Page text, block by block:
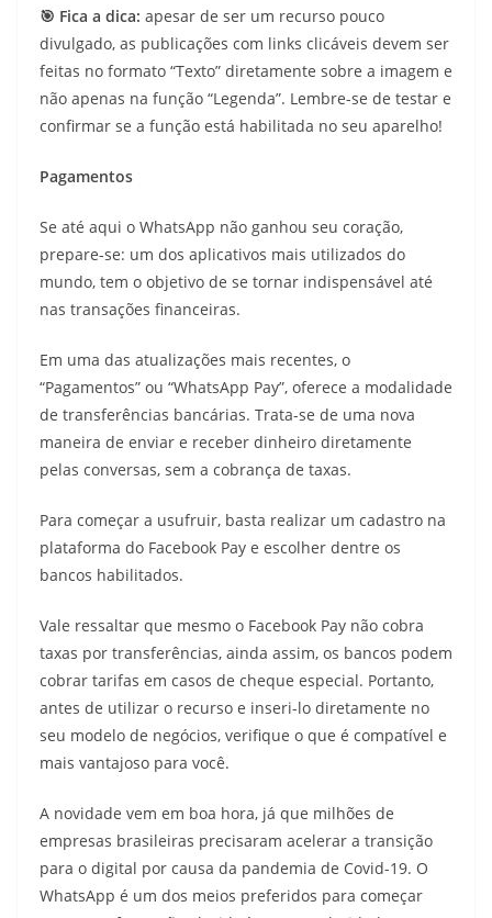
🎯 Fica a dica: apesar de ser um recurso pouco
divulgado, as publicações com links clicáveis devem ser
feitas no formato “Texto” diretamente sobre a imagem e
não apenas na função “Legenda”. Lembre-se de testar e
confirmar se a função está habilitada no seu aparelho!
Pagamentos
Se até aqui o WhatsApp não ganhou seu coração,
prepare-se: um dos aplicativos mais utilizados do
mundo, tem o objetivo de se tornar indispensável até
nas transações financeiras.
Em uma das atualizações mais recentes, o
“Pagamentos” ou “WhatsApp Pay”, oferece a modalidade
de transferências bancárias. Trata-se de uma nova
maneira de enviar e receber dinheiro diretamente
pelas conversas, sem a cobrança de taxas.
Para começar a usufruir, basta realizar um cadastro na
plataforma do Facebook Pay e escolher dentre os
bancos habilitados.
Vale ressaltar que mesmo o Facebook Pay não cobra
taxas por transferências, ainda assim, os bancos podem
cobrar tarifas em casos de cheque especial. Portanto,
antes de utilizar o recurso e inseri-lo diretamente no
seu modelo de negócios, verifique o que é compatível e
mais vantajoso para você.
A novidade vem em boa hora, já que milhões de
empresas brasileiras precisaram acelerar a transição
para o digital por causa da pandemia de Covid-19. O
WhatsApp é um dos meios preferidos para começar